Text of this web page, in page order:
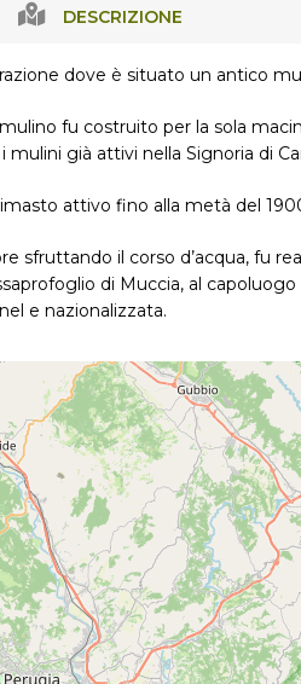
DESCRIZIONE
dove è situato un antico
fu costruito per la sola
mulini già attivi nella Signoria di
attivo fino alla metà del
sfruttando il corso d’acqua, fu
di Muccia, al
e nazionalizzata.